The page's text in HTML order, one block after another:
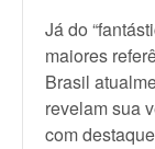
Já do
maiores
Brasil
revelam sua
com